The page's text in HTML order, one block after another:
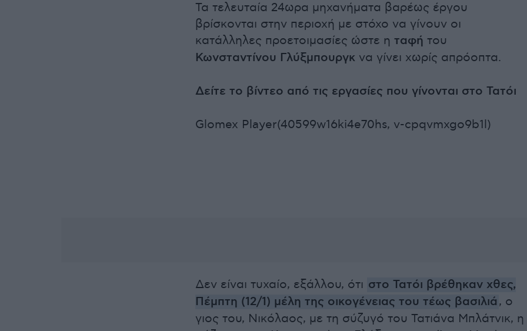
Τα τελευταία 24ωρα μηχανήματα βαρέως έργου
βρίσκονται στην περιοχή με στόχο να γίνουν οι
κατάλληλες προετοιμασίες ώστε η ταφή του
Κωνσταντίνου Γλύξμπουργκ να γίνει χωρίς απρόοπτα.
Δείτε το βίντεο από τις εργασίες που γίνονται στο Τατόι
Glomex Player(40599w16ki4e70hs, v-cpqvmxgo9b1l)
Δεν είναι τυχαίο, εξάλλου, ότι στο Τατόι βρέθηκαν χθες,
Πέμπτη (12/1) μέλη της οικογένειας του τέως βασιλιά , ο
γιος του, Νικόλαος, με τη σύζυγό του Τατιάνα Μπλάτνικ, η